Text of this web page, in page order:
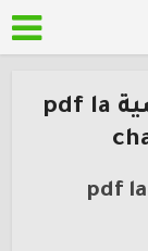
ميثاق القسم باللغة الفرنسية pdf la
ميثاق القسم باللغة الفرنسية pdf la